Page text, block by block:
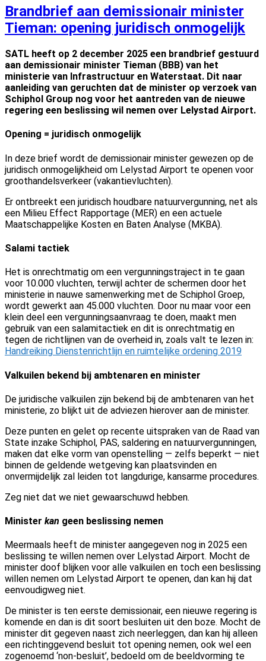
Brandbrief aan demissionair minister
Tieman: opening juridisch onmogelijk
SATL heeft op 2 december 2025 een brandbrief gestuurd
aan demissionair minister Tieman (BBB) van het
ministerie van Infrastructuur en Waterstaat. Dit naar
aanleiding van geruchten dat de minister op verzoek van
Schiphol Group nog voor het aantreden van de nieuwe
regering een beslissing wil nemen over Lelystad Airport.
Opening = juridisch onmogelijk
In deze brief wordt de demissionair minister gewezen op de
juridisch onmogelijkheid om Lelystad Airport te openen voor
groothandelsverkeer (vakantievluchten).
Er ontbreekt een juridisch houdbare natuurvergunning, net als
een Milieu Effect Rapportage (MER) en een actuele
Maatschappelijke Kosten en Baten Analyse (MKBA).
Salami tactiek
Het is onrechtmatig om een vergunningstraject in te gaan
voor 10.000 vluchten, terwijl achter de schermen door het
ministerie in nauwe samenwerking met de Schiphol Groep,
wordt gewerkt aan 45.000 vluchten. Door nu maar voor een
klein deel een vergunningsaanvraag te doen, maakt men
gebruik van een salamitactiek en dit is onrechtmatig en
tegen de richtlijnen van de overheid in, zoals valt te lezen in:
Handreiking Dienstenrichtlijn en ruimtelijke ordening 2019
Valkuilen bekend bij ambtenaren en minister
De juridische valkuilen zijn bekend bij de ambtenaren van het
ministerie, zo blijkt uit de adviezen hierover aan de minister.
Deze punten en gelet op recente uitspraken van de Raad van
State inzake Schiphol, PAS, saldering en natuurvergunningen,
maken dat elke vorm van openstelling — zelfs beperkt — niet
binnen de geldende wetgeving kan plaatsvinden en
onvermijdelijk zal leiden tot langdurige, kansarme procedures.
Zeg niet dat we niet gewaarschuwd hebben.
Minister kan geen beslissing nemen
Meermaals heeft de minister aangegeven nog in 2025 een
beslissing te willen nemen over Lelystad Airport. Mocht de
minister doof blijken voor alle valkuilen en toch een beslissing
willen nemen om Lelystad Airport te openen, dan kan hij dat
eenvoudigweg niet.
De minister is ten eerste demissionair, een nieuwe regering is
komende en dan is dit soort besluiten uit den boze. Mocht de
minister dit gegeven naast zich neerleggen, dan kan hij alleen
een richtinggevend besluit tot opening nemen, ook wel een
zogenoemd ‘non-besluit’, bedoeld om de beeldvorming te